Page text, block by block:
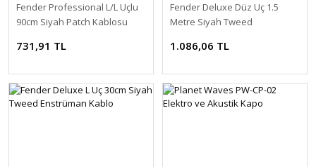
Fender Professional L/L Uçlu
90cm Siyah Patch Kablosu
731,91 TL
Fender Deluxe Düz Uç 1.5
Metre Siyah Tweed
1.086,06 TL